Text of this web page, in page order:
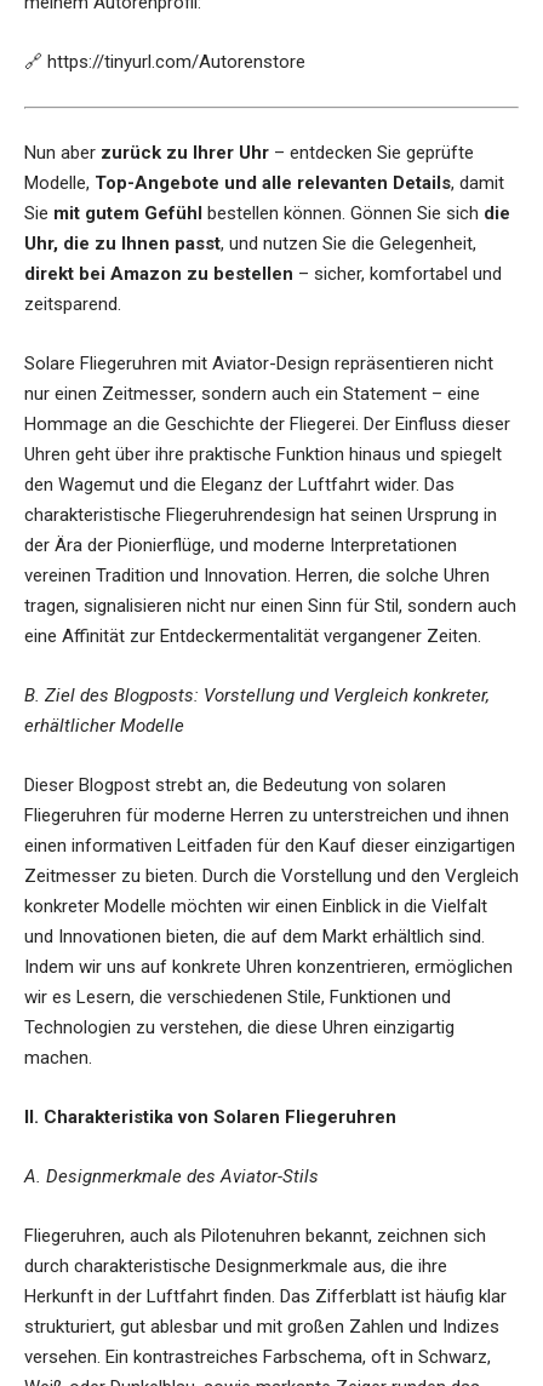
🔗 https://tinyurl.com/Autorenstore
Nun aber zurück zu Ihrer Uhr – entdecken Sie geprüfte
Modelle, Top-Angebote und alle relevanten Details, damit
Sie mit gutem Gefühl bestellen können. Gönnen Sie sich die
Uhr, die zu Ihnen passt, und nutzen Sie die Gelegenheit,
direkt bei Amazon zu bestellen – sicher, komfortabel und
zeitsparend.
Solare Fliegeruhren mit Aviator-Design repräsentieren nicht
nur einen Zeitmesser, sondern auch ein Statement – eine
Hommage an die Geschichte der Fliegerei. Der Einfluss dieser
Uhren geht über ihre praktische Funktion hinaus und spiegelt
den Wagemut und die Eleganz der Luftfahrt wider. Das
charakteristische Fliegeruhrendesign hat seinen Ursprung in
der Ära der Pionierflüge, und moderne Interpretationen
vereinen Tradition und Innovation. Herren, die solche Uhren
tragen, signalisieren nicht nur einen Sinn für Stil, sondern auch
eine Affinität zur Entdeckermentalität vergangener Zeiten.
B. Ziel des Blogposts: Vorstellung und Vergleich konkreter,
erhältlicher Modelle
Dieser Blogpost strebt an, die Bedeutung von solaren
Fliegeruhren für moderne Herren zu unterstreichen und ihnen
einen informativen Leitfaden für den Kauf dieser einzigartigen
Zeitmesser zu bieten. Durch die Vorstellung und den Vergleich
konkreter Modelle möchten wir einen Einblick in die Vielfalt
und Innovationen bieten, die auf dem Markt erhältlich sind.
Indem wir uns auf konkrete Uhren konzentrieren, ermöglichen
wir es Lesern, die verschiedenen Stile, Funktionen und
Technologien zu verstehen, die diese Uhren einzigartig
machen.
II. Charakteristika von Solaren Fliegeruhren
A. Designmerkmale des Aviator-Stils
Fliegeruhren, auch als Pilotenuhren bekannt, zeichnen sich
durch charakteristische Designmerkmale aus, die ihre
Herkunft in der Luftfahrt finden. Das Zifferblatt ist häufig klar
strukturiert, gut ablesbar und mit großen Zahlen und Indizes
versehen. Ein kontrastreiches Farbschema, oft in Schwarz,